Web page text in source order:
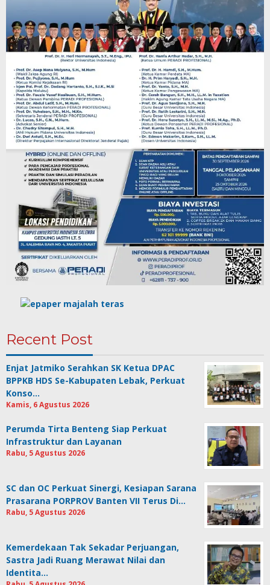
Recent Post
Enjat Jatmiko Serahkan SK Ketua DPAC
BPPKB HDS Se-Kabupaten Lebak, Perkuat
Konso…
Kamis, 6 Agustus 2026
Perumda Tirta Benteng Siap Perkuat
Infrastruktur dan Layanan
Rabu, 5 Agustus 2026
SC dan OC Perkuat Sinergi, Kesiapan Sarana
Prasarana PORPROV Banten VII Terus Di…
Rabu, 5 Agustus 2026
Kemerdekaan Tak Sekadar Perjuangan,
Sastra Jadi Ruang Merawat Nilai dan
Identita…